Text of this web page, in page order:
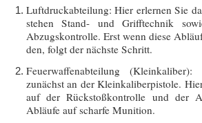
Luft­druck­ab­tei­lung: Hier erler­nen Sie
ste­henStand- und Griff­tech­nik
Abzugs­kon­trol­le. Erst wenn die­se
den, folgt der nächs­te Schritt.
Feu­er­waf­fen­ab­tei­lung (Klein­ka­li­ber):
zunächst an der Klein­ka­li­ber­pis­to­le.
auf derRück­stoß­kon­trol­le und der
Abläu­fe auf schar­fe Munition.